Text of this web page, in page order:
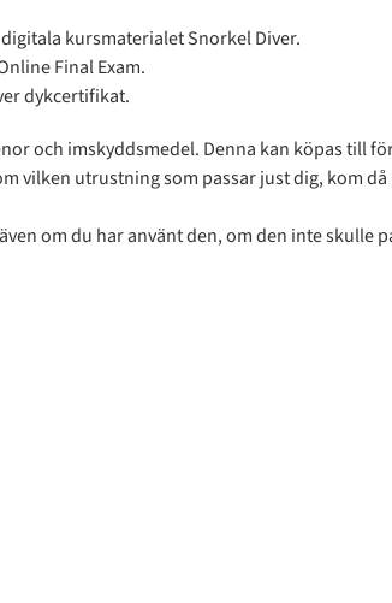
kursmaterialet Snorkel Diver.
Final Exam.
dykcertifikat.
och imskyddsmedel. Denna kan köpas till
vilken utrustning som passar just dig, kom
om du har använt den, om den inte skulle